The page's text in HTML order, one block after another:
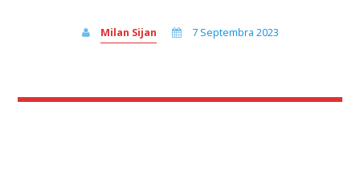
Milan Sijan 7 Septembra 2023